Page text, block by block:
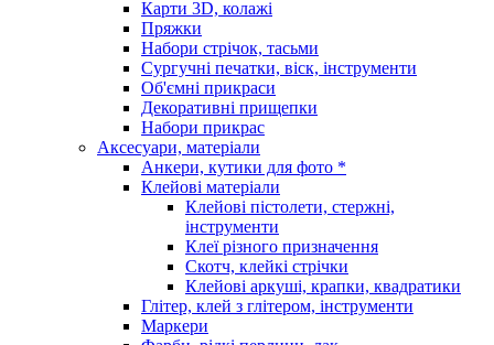
Карти 3D, колажі
Пряжки
Набори стрічок, тасьми
Сургучні печатки, віск, інструменти
Об'ємні прикраси
Декоративні прищепки
Набори прикрас
Аксесуари, матеріали
Анкери, кутики для фото *
Клейові матеріали
Клейові пістолети, стержні,
інструменти
Клеї різного призначення
Скотч, клейкі стрічки
Клейові аркуші, крапки, квадратики
Глітер, клей з глітером, інструменти
Маркери